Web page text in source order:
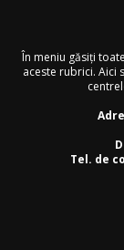
În meniu găsiţi
aceste rubrici.
Tel. de